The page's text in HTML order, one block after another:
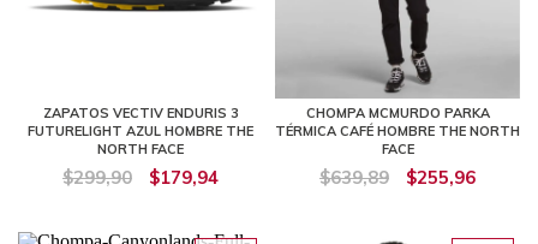
ZAPATOS VECTIV ENDURIS 3
FUTURELIGHT AZUL HOMBRE THE
NORTH FACE
$299,90 $179,94
CHOMPA MCMURDO PARKA
TÉRMICA CAFÉ HOMBRE THE NORTH
FACE
$639,89 $255,96